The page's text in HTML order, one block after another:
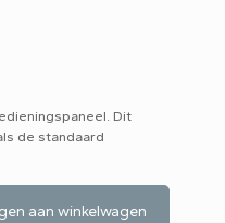
Dit
de standaard
aan winkelwagen